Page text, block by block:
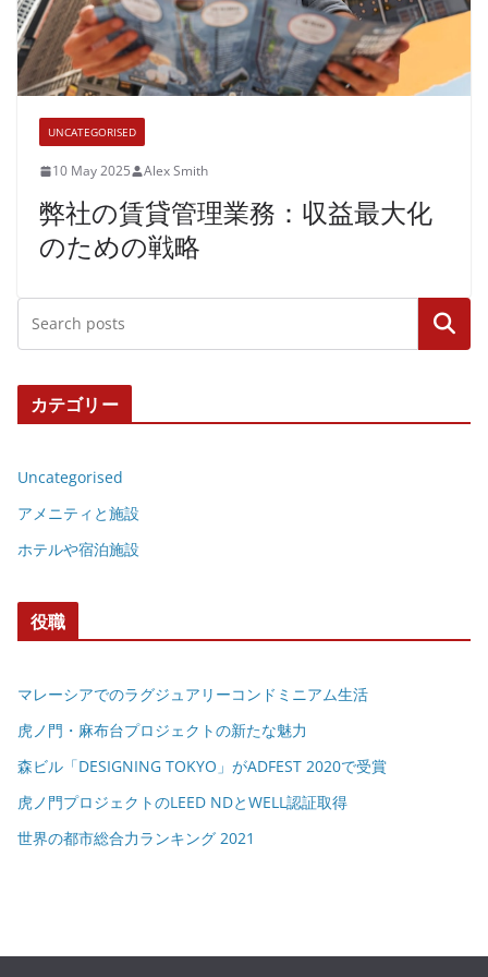
UNCATEGORISED
10 May 2025 Alex Smith
弊社の賃貸管理業務：収益最大化
のための戦略
Search
カテゴリー
Uncategorised
アメニティと施設
ホテルや宿泊施設
役職
マレーシアでのラグジュアリーコンドミニアム生活
虎ノ門・麻布台プロジェクトの新たな魅力
森ビル「DESIGNING TOKYO」がADFEST 2020で受賞
虎ノ門プロジェクトのLEED NDとWELL認証取得
世界の都市総合力ランキング 2021